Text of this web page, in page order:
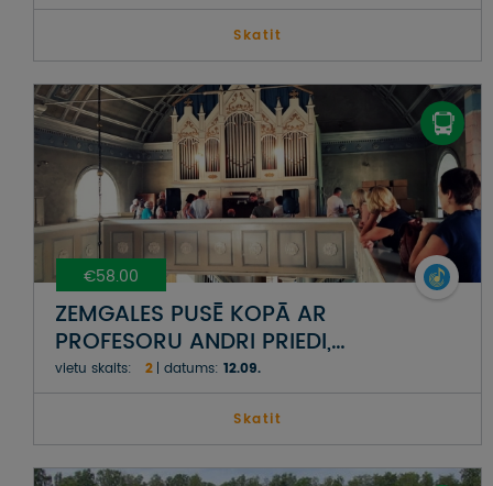
Skatit
€58.00
ZEMGALES PUSĒ KOPĀ AR
PROFESORU ANDRI PRIEDI,
ĒRĢELNIEKU AIVARU KALĒJU UN
SOPRĀNU MARTINU DĒRINGU
vietu skaits: 2 datums: 12.09.
Skatit